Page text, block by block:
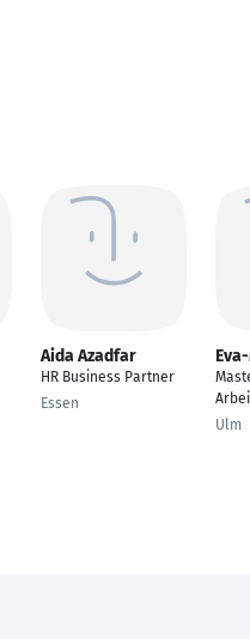
Aida Azadfar
HR Business Partner
Essen
Ulm